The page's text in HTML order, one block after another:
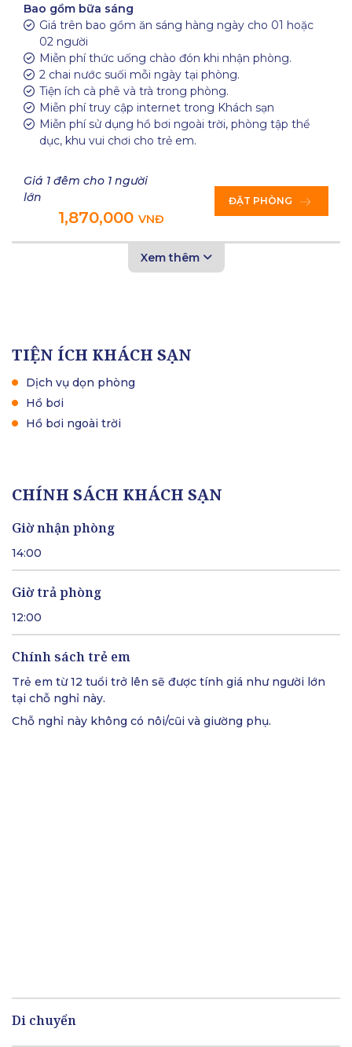
Bao gồm bữa sáng
Giá trên bao gồm ăn sáng hàng ngày cho 01 hoặc
02 người
Miễn phí thức uống chào đón khi nhận phòng.
2 chai nước suối mỗi ngày tại phòng.
Tiện ích cà phê và trà trong phòng.
Miễn phí truy cập internet trong Khách sạn
Miễn phí sử dụng hồ bơi ngoài trời, phòng tập thể
dục, khu vui chơi cho trẻ em.
1,870,000 VNĐ
Giá 1 đêm cho 1 người
lớn
ĐẶT PHÒNG
Xem thêm
TIỆN ÍCH KHÁCH SẠN
Dịch vụ dọn phòng
Hồ bơi
Hồ bơi ngoài trời
CHÍNH SÁCH KHÁCH SẠN
Giờ nhận phòng
14:00
Giờ trả phòng
12:00
Chính sách trẻ em
Trẻ em từ 12 tuổi trở lên sẽ được tính giá như người lớn
tại chỗ nghỉ này.
Chỗ nghỉ này không có nôi/cũi và giường phụ.
Di chuyển